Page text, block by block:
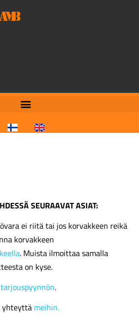
SEURAAVAT ASIAT:
ei riitä tai jos korvakkeen reikä
korvakkeen
. Muista ilmoittaa samalla
on kyse.
tarjouspyynnön.
yhteyttä meihin.